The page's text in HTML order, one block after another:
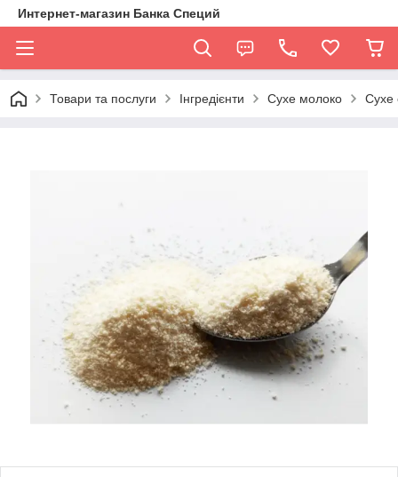
Интернет-магазин Банка Специй
Товари та послуги Інгредієнти Сухе молоко Сухе